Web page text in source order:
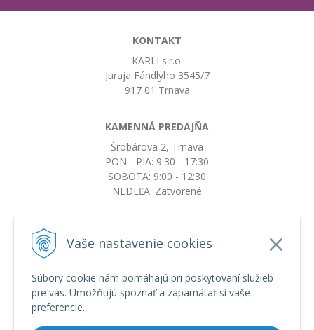
Vaše nastavenie cookies
Súbory cookie nám pomáhajú pri poskytovaní služieb
pre vás. Umožňujú spoznať a zapamätať si vaše
preferencie.
KONTAKT
KARLI s.r.o.
Juraja Fándlyho 3545/7
917 01 Trnava
KAMENNÁ PREDAJŇA
Šrobárova 2, Trnava
PON - PIA: 9:30 - 17:30
SOBOTA: 9:00 - 12:30
NEDEĽA: Zatvorené
objednavky@botkydorobotky.sk
VŠETKO O NÁKUPE